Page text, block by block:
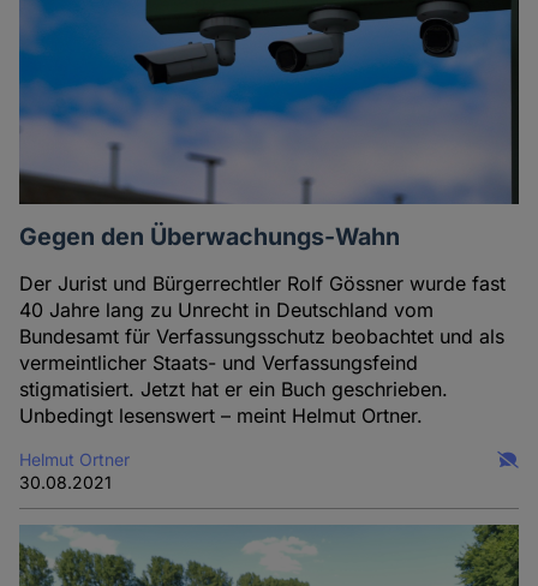
Gegen den Überwachungs-Wahn
Der Jurist und Bürgerrechtler Rolf Gössner wurde fast
40 Jahre lang zu Unrecht in Deutschland vom
Bundesamt für Verfassungsschutz beobachtet und als
vermeintlicher Staats- und Verfassungsfeind
stigmatisiert. Jetzt hat er ein Buch geschrieben.
Unbedingt lesenswert ­– meint Helmut Ortner.
Helmut Ortner
30.08.2021